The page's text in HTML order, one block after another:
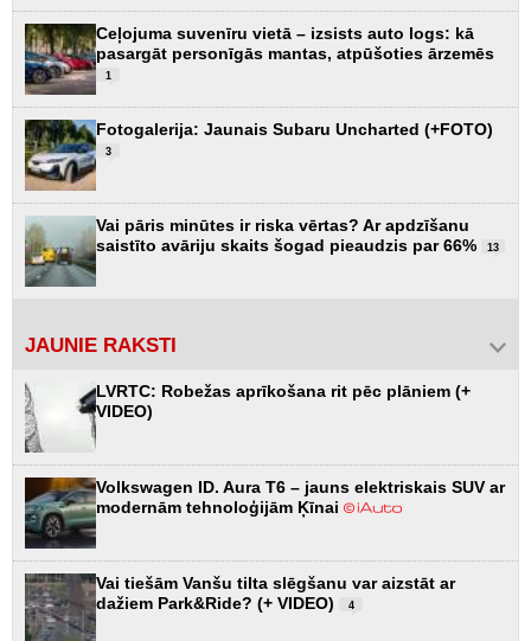
Ceļojuma suvenīru vietā – izsists auto logs: kā
pasargāt personīgās mantas, atpūšoties ārzemēs
1
Fotogalerija: Jaunais Subaru Uncharted (+FOTO)
3
Vai pāris minūtes ir riska vērtas? Ar apdzīšanu
saistīto avāriju skaits šogad pieaudzis par 66%
13
JAUNIE RAKSTI
LVRTC: Robežas aprīkošana rit pēc plāniem (+
VIDEO)
Volkswagen ID. Aura T6 – jauns elektriskais SUV ar
modernām tehnoloģijām Ķīnai
Vai tiešām Vanšu tilta slēgšanu var aizstāt ar
dažiem Park&Ride? (+ VIDEO)
4